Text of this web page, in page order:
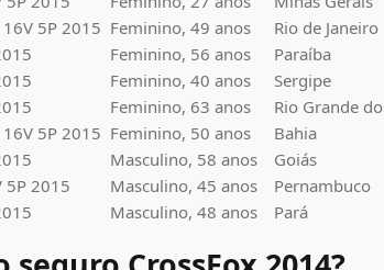
5P 2015 Feminino, 49 anos Rio de Janeiro
Feminino, 56 anos Paraíba
Feminino, 40 anos Sergipe
Feminino, 63 anos Rio Grande
5P 2015 Feminino, 50 anos Bahia
Masculino, 58 anos Goiás
5P 2015 Masculino, 45 anos Pernambuco
Masculino, 48 anos Pará